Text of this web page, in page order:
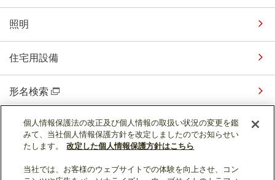
照明
住宅用設備
形名検索
よくあるご質問
個人情報保護法の改正及び個人情報の取扱い状況の変更を鑑
みて、当社個人情報保護方針を改定しましたのでお知らせい
たします。
改定した個人情報保護方針はこちら
当社では、お客様のウェブサイトでの体験を向上させ、コン